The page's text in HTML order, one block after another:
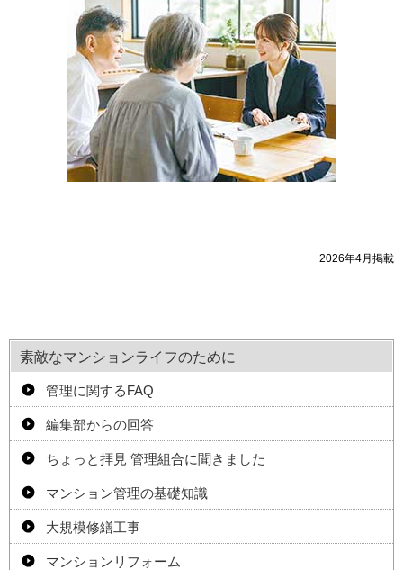
2026年4月掲載
素敵なマンションライフのために
管理に関するFAQ
編集部からの回答
ちょっと拝見 管理組合に聞きました
マンション管理の基礎知識
大規模修繕工事
マンションリフォーム